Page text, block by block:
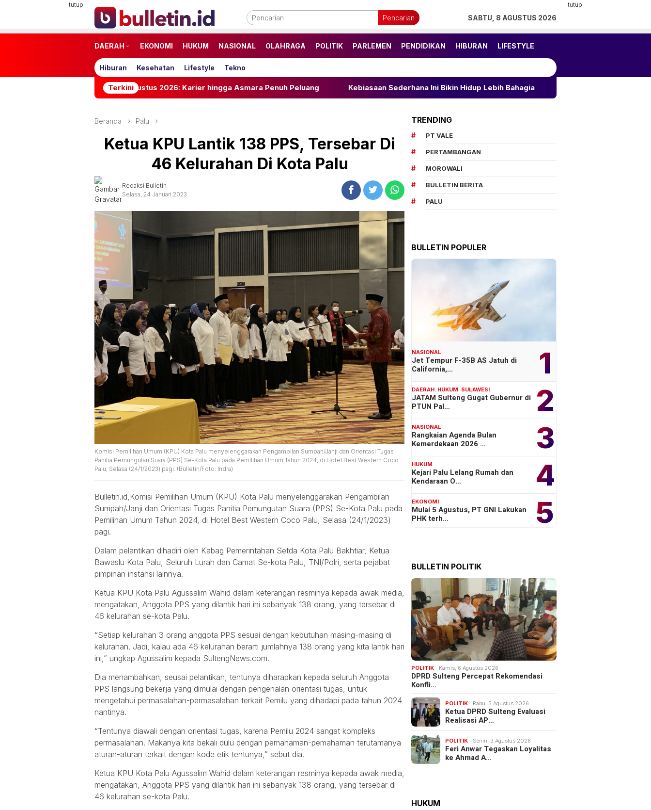
tutup tutup
Pencarian SABTU, 8 AGUSTUS 2026
DAERAH EKONOMI HUKUM NASIONAL OLAHRAGA POLITIK PARLEMEN PENDIDIKAN HIBURAN LIFESTYLE
Hiburan Kesehatan Lifestyle Tekno
Terkini
Shio Sabtu 8 Agustus 2026: Karier hingga Asmara Penuh Peluang Kebiasaan Sederhana Ini Bikin Hidup Lebih Bahagia Gubernur Anwar Hafid Lepas
Beranda Palu
Ketua KPU Lantik 138 PPS, Tersebar Di
46 Kelurahan Di Kota Palu
Redaksi Bulletin
Selasa, 24 Januari 2023
Komisi Pemilihan Umum (KPU) Kota Palu menyelenggarakan Pengambilan Sumpah/Janji dan Orientasi Tugas
Panitia Pemungutan Suara (PPS) Se-Kota Palu pada Pemilihan Umum Tahun 2024, di Hotel Best Western Coco
Palu, Selasa (24/1/2023) pagi. (Bulletin/Foto: Indra)
Bulletin.id,Komisi Pemilihan Umum (KPU) Kota Palu menyelenggarakan Pengambilan
Sumpah/Janji dan Orientasi Tugas Panitia Pemungutan Suara (PPS) Se-Kota Palu pada
Pemilihan Umum Tahun 2024, di Hotel Best Western Coco Palu, Selasa (24/1/2023)
pagi.
Dalam pelantikan dihadiri oleh Kabag Pemerintahan Setda Kota Palu Bakhtiar, Ketua
Bawaslu Kota Palu, Seluruh Lurah dan Camat Se-kota Palu, TNI/Polri, serta pejabat
pimpinan instansi lainnya.
Ketua KPU Kota Palu Agussalim Wahid dalam keterangan resminya kepada awak media,
mengatakan, Anggota PPS yang dilantik hari ini sebanyak 138 orang, yang tersebar di
46 kelurahan se-kota Palu.
“Setiap kelurahan 3 orang anggota PPS sesuai dengan kebutuhan masing-masing di
kelurahan. Jadi, kalau ada 46 kelurahan berarti jumlahnya 138 orang yang kita lantik hari
ini,” ungkap Agussalim kepada SultengNews.com.
Dia menambahkan, seusai pelantikan, tentunya diharapkan kepada seluruh Anggota
PPS langsung bekerja yang dimulai dengan pengenalan orientasi tugas, untuk
mengetahui permasalahan-permasalahan terkait Pemilu yang dihadapi pada tahun 2024
nantinya.
“Tentunya diawali dengan orientasi tugas, karena Pemilu 2024 sangat kompleks
permasalahan. Makanya kita bekali dulu dengan pemahaman-pemahaman terutamanya
aturan-aturan terkait dengan kode etik tentunya,” sebut dia.
Ketua KPU Kota Palu Agussalim Wahid dalam keterangan resminya kepada awak media,
mengatakan, Anggota PPS yang dilantik hari ini sebanyak 138 orang, yang tersebar di
46 kelurahan se-kota Palu.
TRENDING
PT VALE
PERTAMBANGAN
MOROWALI
BULLETIN BERITA
PALU
BULLETIN POPULER
1
NASIONAL
Jet Tempur F-35B AS Jatuh di
California,…
2
DAERAH HUKUM SULAWESI
JATAM Sulteng Gugat Gubernur di
PTUN Pal…
3
NASIONAL
Rangkaian Agenda Bulan
Kemerdekaan 2026 …
4
HUKUM
Kejari Palu Lelang Rumah dan
Kendaraan O…
5
EKONOMI
Mulai 5 Agustus, PT GNI Lakukan
PHK terh…
BULLETIN POLITIK
POLITIK Kamis, 6 Agustus 2026
DPRD Sulteng Percepat Rekomendasi
Konfli…
POLITIK Rabu, 5 Agustus 2026
Ketua DPRD Sulteng Evaluasi
Realisasi AP…
POLITIK Senin, 3 Agustus 2026
Feri Anwar Tegaskan Loyalitas
ke Ahmad A…
HUKUM